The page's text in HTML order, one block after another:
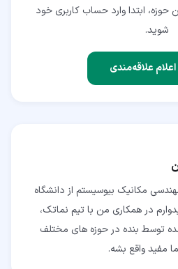
حوزه، ابتدا وارد حساب کاربری خود
شوید.
علاقه‌مندی
مکانیک بیوسیستم از دانشگاه
در همکاری من با تیم نماتک،
توسط بنده در حوزه های مختلف
مفید واقع بشه.